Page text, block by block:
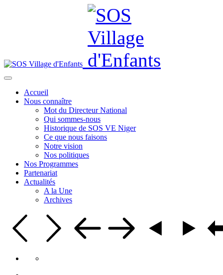
Accueil
Nous connaître
Mot du Directeur National
Qui sommes-nous
Historique de SOS VE Niger
Ce que nous faisons
Notre vision
Nos politiques
Nos Programmes
Partenariat
Actualités
A la Une
Archives